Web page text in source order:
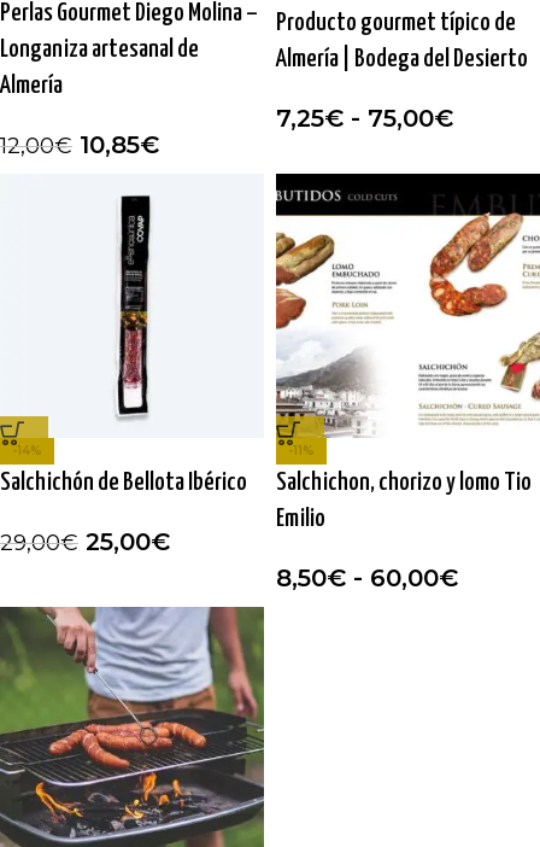
Perlas Gourmet Diego Molina –
Longaniza artesanal de
Almería
12,00€ 10,85€
Producto gourmet típico de
Almería | Bodega del Desierto
7,25€ - 75,00€
-14%
Salchichón de Bellota Ibérico
29,00€ 25,00€
-11%
Salchichon, chorizo y lomo Tio
Emilio
8,50€ - 60,00€